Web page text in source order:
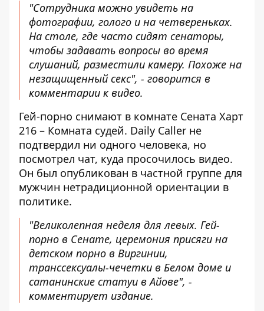
"Сотрудника можно увидеть на
фотографии, голого и на четвереньках.
На столе, где часто сидят сенаторы,
чтобы задавать вопросы во время
слушаний, разместили камеру. Похоже на
незащищенный секс", - говорится в
комментарии к видео.
Гей-порно снимают в комнате Сената Харт
216 – Комната судей. Daily Caller не
подтвердил ни одного человека, но
посмотрел чат, куда просочилось видео.
Он был опубликован в частной группе для
мужчин нетрадиционной ориентации в
политике.
"Великолепная неделя для левых. Гей-
порно в Сенате, церемония присяги на
детском порно в Виргинии,
транссексуалы-чечетки в Белом доме и
сатанинские статуи в Айове", -
комментирует издание.